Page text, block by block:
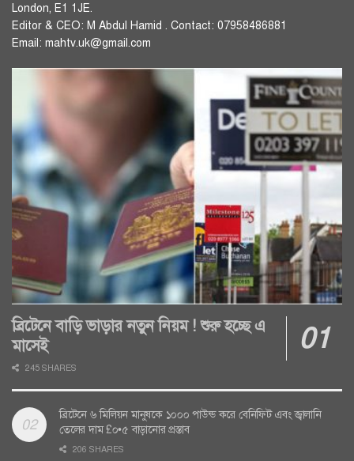
London, E1 1JE.
Editor & CEO: M Abdul Hamid . Contact: 07958486881
Email: mahtv.uk@gmail.com
ব্রিটেনে বাড়ি ভাড়ার নতুন নিয়ম ! শুরু হচ্ছে এ
মাসেই
245 SHARES
ব্রিটেনে ৬ মিলিয়ন মানুষকে ১০০০ পাউন্ড করে বেনিফিট এবং জ্বালানি
তেলের দাম £০•৫ বাড়ানোর প্রস্তাব
206 SHARES